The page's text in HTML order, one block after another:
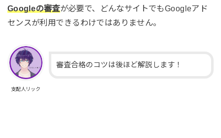
Googleの審査が必要で、どんなサイトでもGoogleアド
センスが利用できるわけではありません。
支配人リック
審査合格のコツは後ほど解説します！